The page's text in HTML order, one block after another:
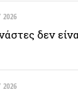
την
στη νέα